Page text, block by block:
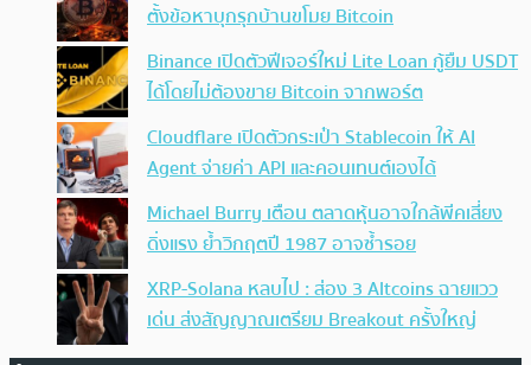
ตั้งข้อหาบุกรุกบ้านขโมย Bitcoin
Binance เปิดตัวฟีเจอร์ใหม่ Lite Loan กู้ยืม USDT
ได้โดยไม่ต้องขาย Bitcoin จากพอร์ต
Cloudflare เปิดตัวกระเป๋า Stablecoin ให้ AI
Agent จ่ายค่า API และคอนเทนต์เองได้
Michael Burry เตือน ตลาดหุ้นอาจใกล้พีคเสี่ยง
ดิ่งแรง ย้ำวิกฤตปี 1987 อาจซ้ำรอย
XRP-Solana หลบไป : ส่อง 3 Altcoins ฉายแวว
เด่น ส่งสัญญาณเตรียม Breakout ครั้งใหญ่